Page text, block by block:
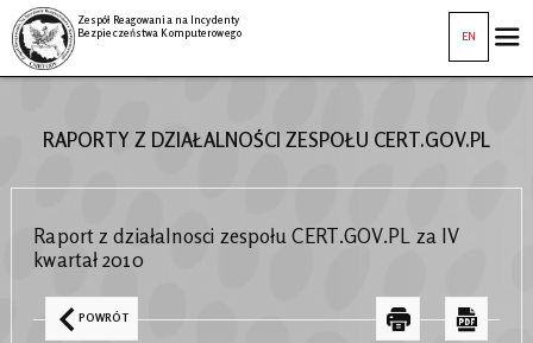
Zespół Reagowania na Incydenty
Bezpieczeństwa Komputerowego
EN
RAPORTY Z DZIAŁALNOŚCI ZESPOŁU CERT.GOV.PL
Raport z działalnosci zespołu CERT.GOV.PL za IV
kwartał 2010
POWRÓT